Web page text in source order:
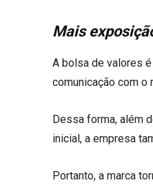
Mais
A bolsa de valores
comunicação com o
Dessa forma, além
inicial, a empresa
Portanto, a marca